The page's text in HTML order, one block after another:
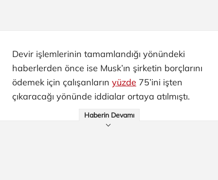
Devir işlemlerinin tamamlandığı yönündeki
haberlerden önce ise Musk’ın şirketin borçlarını
ödemek için çalışanların yüzde 75’ini işten
çıkaracağı yönünde iddialar ortaya atılmıştı.
Haberin Devamı